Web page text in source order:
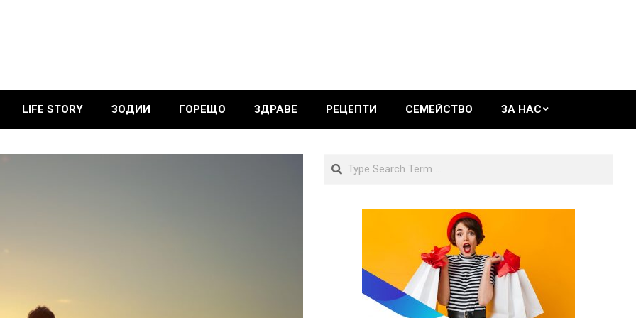
LIFE STORY ЗОДИИ ГОРЕЩО ЗДРАВЕ РЕЦЕПТИ СЕМЕЙСТВО ЗА НАС
Search